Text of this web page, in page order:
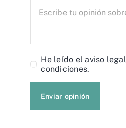
He leído elaviso legal
condiciones.
Enviar opinión